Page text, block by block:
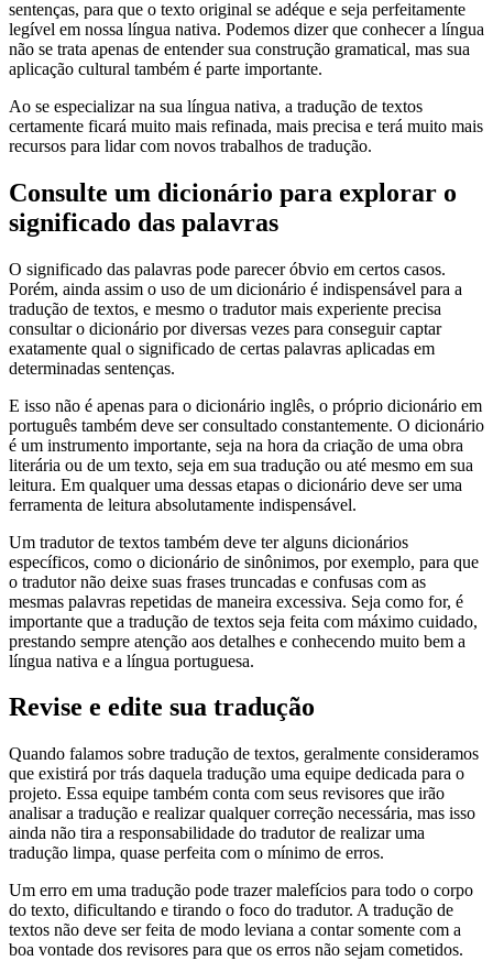
sentenças, para que o texto original se adéque e seja perfeitamente
legível em nossa língua nativa. Podemos dizer que conhecer a língua
não se trata apenas de entender sua construção gramatical, mas sua
aplicação cultural também é parte importante.
Ao se especializar na sua língua nativa, a tradução de textos
certamente ficará muito mais refinada, mais precisa e terá muito mais
recursos para lidar com novos trabalhos de tradução.
Consulte um dicionário para explorar o
significado das palavras
O significado das palavras pode parecer óbvio em certos casos.
Porém, ainda assim o uso de um dicionário é indispensável para a
tradução de textos, e mesmo o tradutor mais experiente precisa
consultar o dicionário por diversas vezes para conseguir captar
exatamente qual o significado de certas palavras aplicadas em
determinadas sentenças.
E isso não é apenas para o dicionário inglês, o próprio dicionário em
português também deve ser consultado constantemente. O dicionário
é um instrumento importante, seja na hora da criação de uma obra
literária ou de um texto, seja em sua tradução ou até mesmo em sua
leitura. Em qualquer uma dessas etapas o dicionário deve ser uma
ferramenta de leitura absolutamente indispensável.
Um tradutor de textos também deve ter alguns dicionários
específicos, como o dicionário de sinônimos, por exemplo, para que
o tradutor não deixe suas frases truncadas e confusas com as
mesmas palavras repetidas de maneira excessiva. Seja como for, é
importante que a tradução de textos seja feita com máximo cuidado,
prestando sempre atenção aos detalhes e conhecendo muito bem a
língua nativa e a língua portuguesa.
Revise e edite sua tradução
Quando falamos sobre tradução de textos, geralmente consideramos
que existirá por trás daquela tradução uma equipe dedicada para o
projeto. Essa equipe também conta com seus revisores que irão
analisar a tradução e realizar qualquer correção necessária, mas isso
ainda não tira a responsabilidade do tradutor de realizar uma
tradução limpa, quase perfeita com o mínimo de erros.
Um erro em uma tradução pode trazer malefícios para todo o corpo
do texto, dificultando e tirando o foco do tradutor. A tradução de
textos não deve ser feita de modo leviana a contar somente com a
boa vontade dos revisores para que os erros não sejam cometidos.